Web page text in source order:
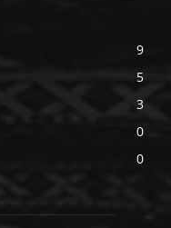
9
5
3
0
0